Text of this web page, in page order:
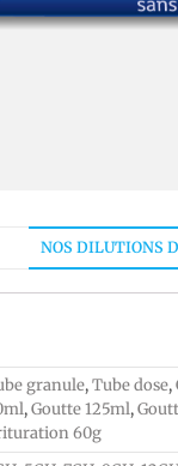
NOS DILUTIONS
granule,Tube dose,
,Goutte 125ml,
60g